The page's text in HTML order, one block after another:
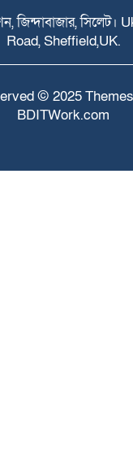
জিন্দাবাজার,
Road, Sheffield,UK.
© 2025
BDITWork.com